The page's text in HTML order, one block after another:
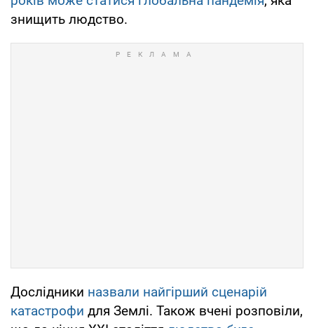
знищить людство.
Дослідники назвали найгірший сценарій
катастрофи для Землі. Також вчені розповіли,